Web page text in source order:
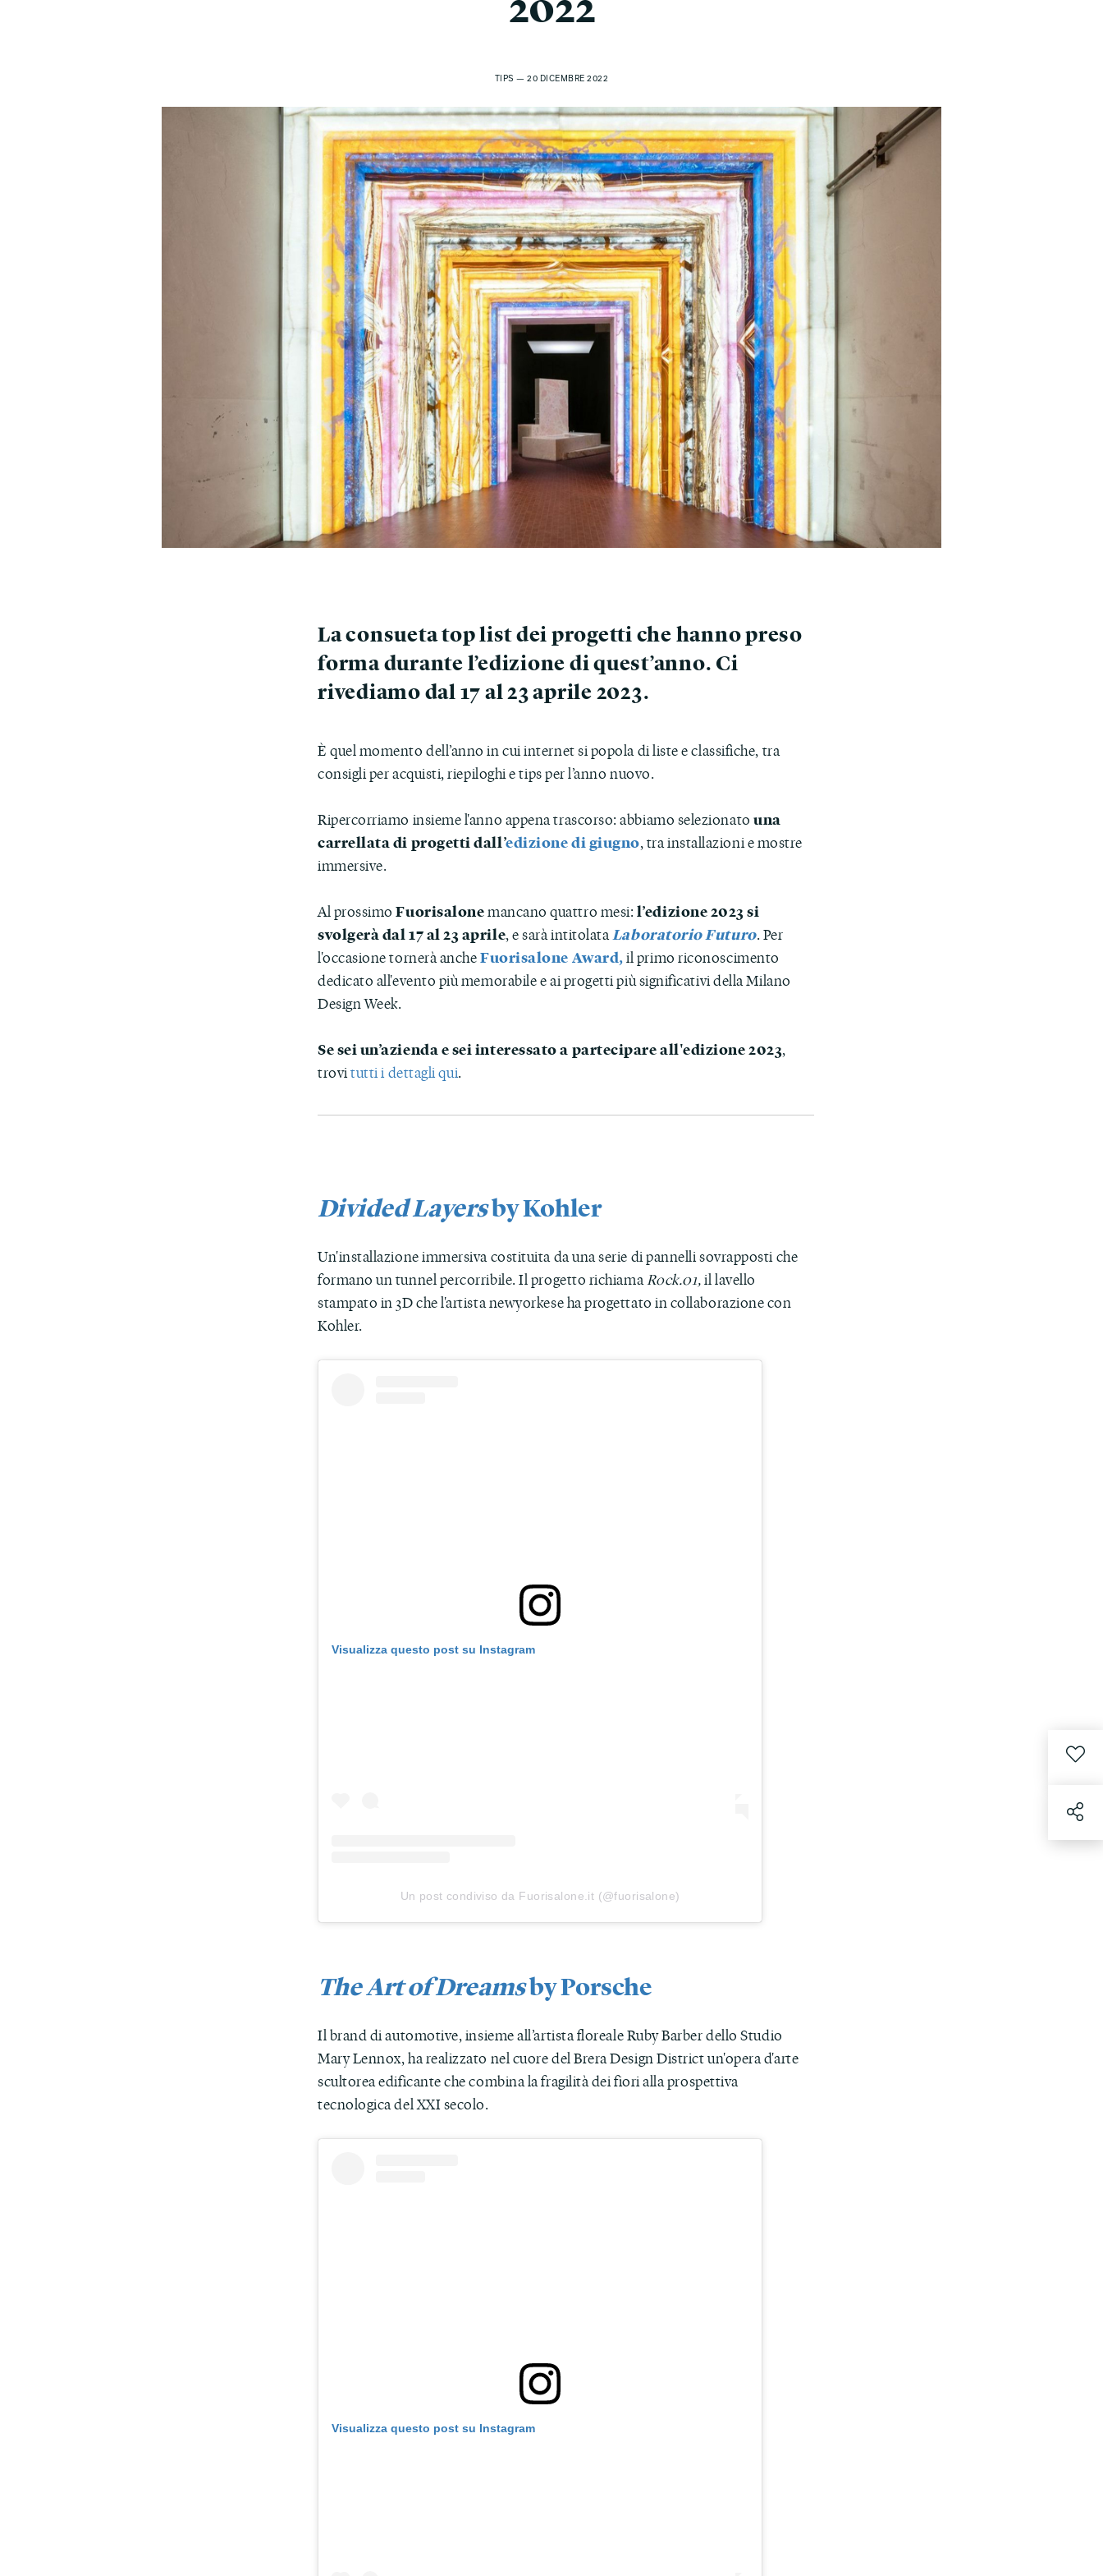
TIPS — 20 DICEMBRE 2022
La consueta top list dei progetti che hanno preso
forma durante l’edizione di quest’anno. Ci
rivediamo dal 17 al 23 aprile 2023.
È quel momento dell’anno in cui internet si popola di liste e classifiche, tra
consigli per acquisti, riepiloghi e tips per l’anno nuovo.
Ripercorriamo insieme l'anno appena trascorso: abbiamo selezionato una
carrellata di progetti dall’edizione di giugno, tra installazioni e mostre
immersive.
Al prossimoFuorisalonemancano quattro mesi: l’edizione 2023 si
svolgerà dal 17 al 23 aprile, e sarà intitolataLaboratorio Futuro. Per
l'occasione tornerà ancheFuorisalone Award,il primo riconoscimento
dedicato all'evento più memorabile e ai progetti più significativi della Milano
Design Week.
Se sei un’azienda e sei interessato a partecipare all'edizione 2023,
trovitutti i dettagli qui.
Divided Layersby Kohler
Un'installazione immersiva costituita da una serie di pannelli sovrapposti che
formano un tunnel percorribile. Il progetto richiamaRock.01,il lavello
stampato in 3D che l'artista newyorkese ha progettato in collaborazione con
Kohler.
Visualizza questo post su Instagram
Un post condiviso da Fuorisalone.it (@fuorisalone)
The Art of Dreamsby Porsche
Il brand di automotive, insieme all’artista floreale Ruby Barber dello Studio
Mary Lennox, ha realizzato nel cuore del Brera Design District un'opera d'arte
scultorea edificante che combina la fragilità dei fiori alla prospettiva
tecnologica del XXI secolo.
Visualizza questo post su Instagram